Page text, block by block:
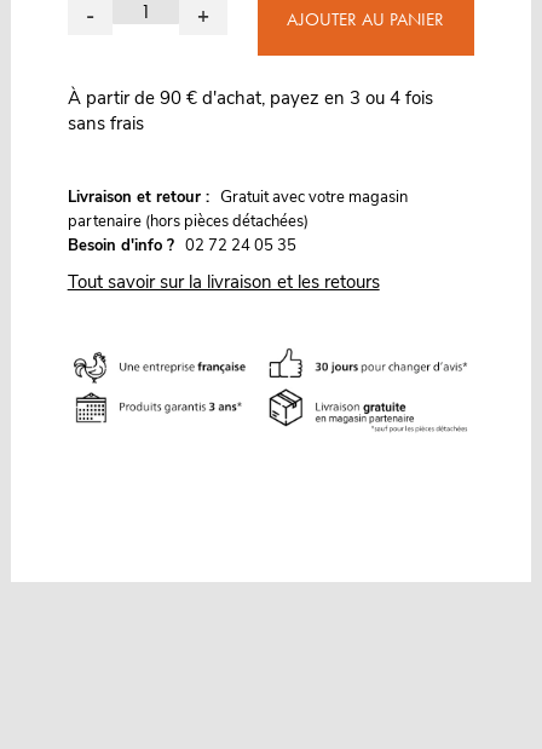
- + AJOUTER AU PANIER
À partir de 90 € d'achat, payez en 3 ou 4 fois
sans frais
Livraison et retour : Gratuit avec votre magasin
partenaire (hors pièces détachées)
Besoin d'info ? 02 72 24 05 35
Tout savoir sur la livraison et les retours